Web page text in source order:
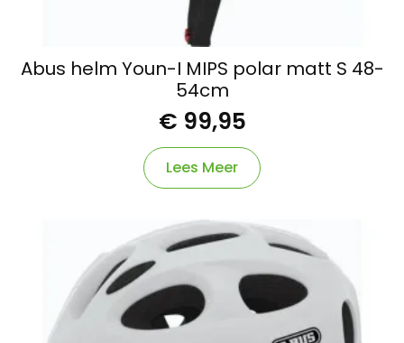
Abus helm Youn-I MIPS polar matt S 48-
54cm
€ 99,95
Lees Meer